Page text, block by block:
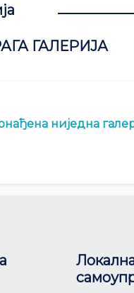
ГАЛЕРИЈА
ниједна